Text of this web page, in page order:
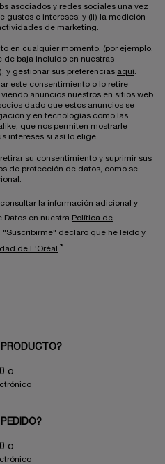
asociados y redes sociales una vez
gustos e intereses; y (ii) la medición
de marketing.
en cualquier momento, (por ejemplo,
de baja incluido en nuestras
y gestionar sus preferencias aquí
este consentimiento o lo retire
anuncios nuestros en sitios web
dado que estos anuncios se
y en tecnologías como las
que nos permiten mostrarle
intereses si así lo elige.
su consentimiento y suprimir sus
de protección de datos, como se
consultar la información adicional y
Datos en nuestra Política de
"Suscribirme" declaro que he leído y
de L'Oréal *
o
o